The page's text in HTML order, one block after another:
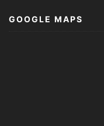
GOOGLE MAPS